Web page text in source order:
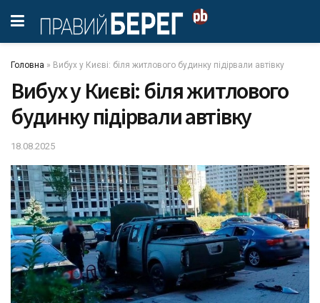
Головна » Вибух у Києві: біля житлового будинку підірвали автівку
Вибух у Києві: біля житлового
будинку підірвали автівку
18.08.2025